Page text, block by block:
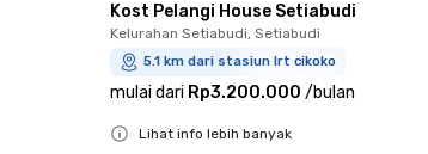
Kost Pelangi House Setiabudi
Kelurahan Setiabudi, Setiabudi
5.1 km dari stasiun lrt cikoko
mulai dari Rp3.200.000 /bulan
Lihat info lebih banyak